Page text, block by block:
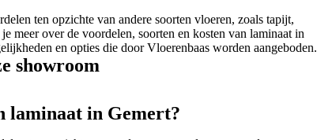
ten opzichte van andere soorten vloeren, zoals tapijt,
meer over de voordelen, soorten en kosten van laminaat in
en opties die door Vloerenbaas worden aangeboden.
showroom
laminaat in Gemert?